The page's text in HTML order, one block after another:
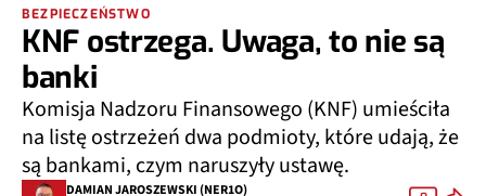
BEZPIECZEŃSTWO
KNF ostrzega. Uwaga, to nie są
banki
Komisja Nadzoru Finansowego (KNF) umieściła
na listę ostrzeżeń dwa podmioty, które udają, że
są bankami, czym naruszyły ustawę.
DAMIAN JAROSZEWSKI (NER1O)